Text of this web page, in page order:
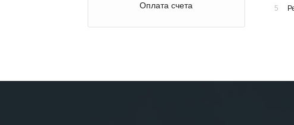
Оплата счета 5